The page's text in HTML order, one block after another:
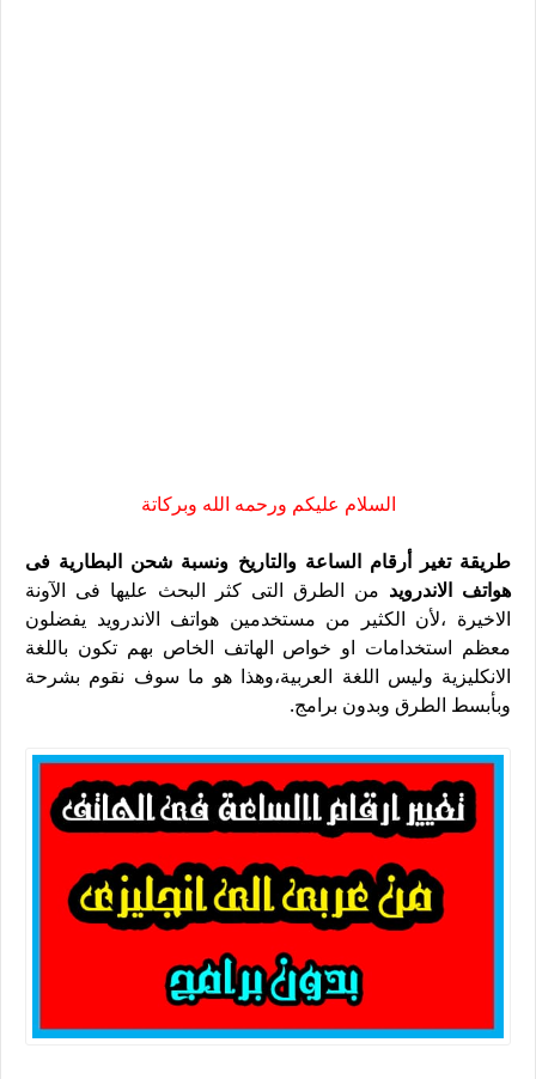
السلام عليكم ورحمه الله وبركاتة
طريقة تغير أرقام الساعة والتاريخ ونسبة شحن البطارية فى
هواتف الاندرويد من الطرق التى كثر البحث عليها فى الآونة
الاخيرة ،لأن الكثير من مستخدمين هواتف الاندرويد يفضلون
معظم استخدامات او خواص الهاتف الخاص بهم تكون باللغة
الانكليزية وليس اللغة العربية،وهذا هو ما سوف نقوم بشرحة
وبأبسط الطرق وبدون برامج.